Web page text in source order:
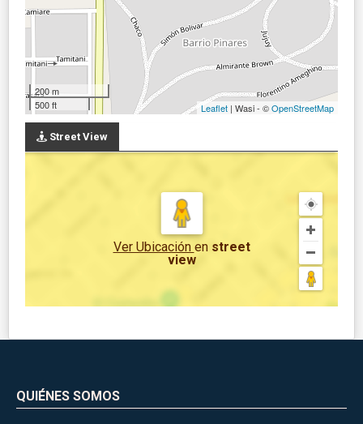
200 m
500 ft
Leaflet | Wasi - ©OpenStreetMap
Street View
Ver Ubicación en street
view
QUIÉNES SOMOS